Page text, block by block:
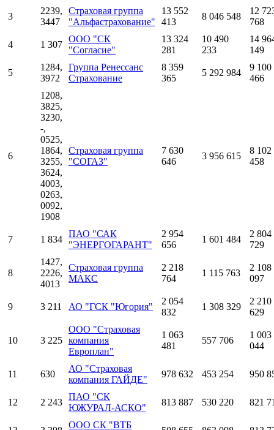
3
2239,
3447
Страховая группа
"Альфастрахование"
13 552
413
8 046 548
12
768
4 1 307
ООО "СК
"Согласие"
13 324
281
10 490
233
14
149
5
1284,
3972
Группа Ренессанс
Страхование
8 359
365
5 292 984
9 100
466
6
1208,
3825,
3230,
-,
0525,
1864,
3255,
3624,
4003,
0263,
0092,
1908
Страховая группа
"СОГАЗ"
7 630
646
3 956 615
8 102
458
7 1 834
ПАО "САК
"ЭНЕРГОГАРАНТ"
2 954
656
1 601 484
2 804
729
8
1427,
2226,
4013
Страховая группа
МАКС
2 218
764
1 115 763
2 108
097
9 3 211 АО "ГСК "Югория"
2 054
832
1 308 329
2 210
629
10 3 225
ООО "Страховая
компания
Европлан"
1 063
481
557 706
1 003
044
11 630
АО "Страховая
компания ГАЙДЕ"
978 632 453 254 950
12 2 243
ПАО "СК
ЮЖУРАЛ-АСКО"
813 887 530 220 821
ООО СК "ВТБ